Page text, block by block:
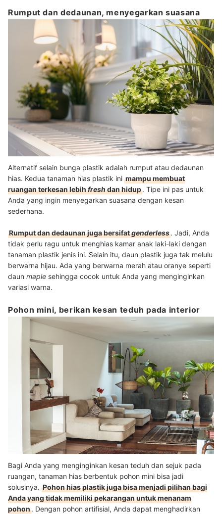
Rumput dan dedaunan, menyegarkan suasana
Alternatif selain bunga plastik adalah rumput atau dedaunan
hias. Kedua tanaman hias plastik ini mampu membuat
ruangan terkesan lebihfreshdan hidup. Tipe ini pas untuk
Anda yang ingin menyegarkan suasana dengan kesan
sederhana.
Rumput dan dedaunan juga bersifatgenderless. Jadi, Anda
tidak perlu ragu untuk menghias kamar anak laki-laki dengan
tanaman plastik jenis ini. Selain itu, daun plastik juga tak melulu
berwarna hijau. Ada yang berwarna merah atau oranye seperti
daun maple sehingga cocok untuk Anda yang menginginkan
variasi warna.
Pohon mini, berikan kesan teduh pada interior
Bagi Anda yang menginginkan kesan teduh dan sejuk pada
ruangan, tanaman hias berbentuk pohon mini bisa jadi
solusinya. Pohon hias plastik juga bisa menjadi pilihan bagi
Anda yang tidak memiliki pekarangan untuk menanam
pohon. Dengan pohon artifisial, Anda dapat menghadirkan